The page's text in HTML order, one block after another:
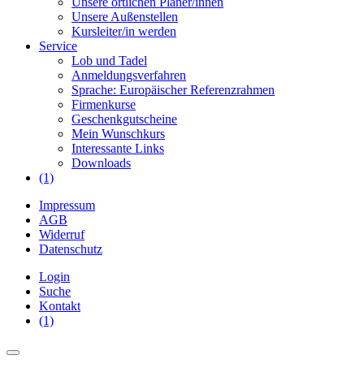
Unsere Außenstellen
Kursleiter/in werden
Service
Lob und Tadel
Anmeldungsverfahren
Sprache: Europäischer Referenzrahmen
Firmenkurse
Geschenkgutscheine
Mein Wunschkurs
Interessante Links
Downloads
(1)
Impressum
AGB
Widerruf
Datenschutz
Login
Suche
Kontakt
(1)